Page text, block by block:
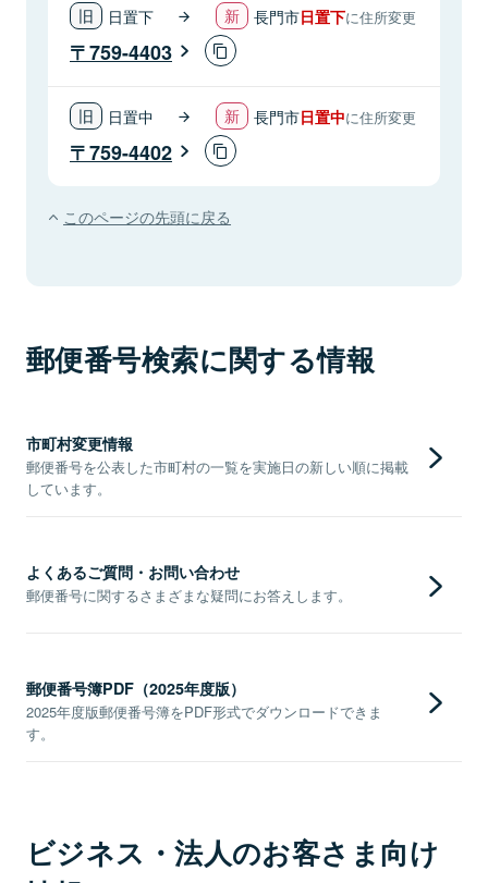
日置下 長門市日置下に住所変更
759-4403
日置中 長門市日置中に住所変更
759-4402
このページの先頭に戻る
郵便番号検索に関する情報
市町村変更情報
郵便番号を公表した市町村の一覧を実施日の新しい順に掲載
しています。
よくあるご質問・お問い合わせ
郵便番号に関するさまざまな疑問にお答えします。
郵便番号簿PDF（2025年度版）
2025年度版郵便番号簿をPDF形式でダウンロードできま
す。
ビジネス・法人のお客さま向け